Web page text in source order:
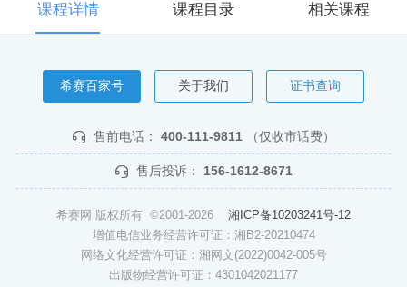
课程详情 课程目录 相关课程
希赛百家号 关于我们 证书查询
售前电话： 400-111-9811 （仅收市话费）
售后投诉： 156-1612-8671
希赛网 版权所有 ©2001-2026 湘ICP备10203241号-12
增值电信业务经营许可证：湘B2-20210474
网络文化经营许可证：湘网文(2022)0042-005号
出版物经营许可证：4301042021177